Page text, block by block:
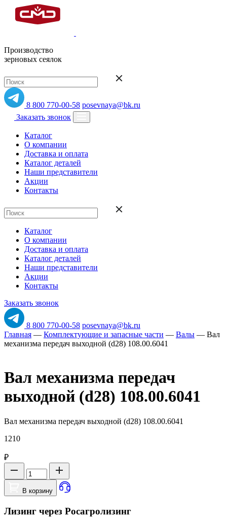
Производство
зерновых сеялок
8 800 770-00-58 posevnaya@bk.ru
Заказать звонок
Каталог
О компании
Доставка и оплата
Каталог деталей
Наши представители
Акции
Контакты
Каталог
О компании
Доставка и оплата
Каталог деталей
Наши представители
Акции
Контакты
Заказать звонок
8 800 770-00-58 posevnaya@bk.ru
Главная — Комплектующие и запасные части — Валы — Вал
механизма передач выходной (d28) 108.00.6041
Вал механизма передач
выходной (d28) 108.00.6041
Вал механизма передач выходной (d28) 108.00.6041
1210
₽
В корзину
Лизинг через Росагролизинг